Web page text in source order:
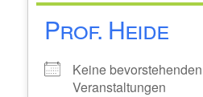
Prof. Heide
Keine bevorstehenden
Veranstaltungen